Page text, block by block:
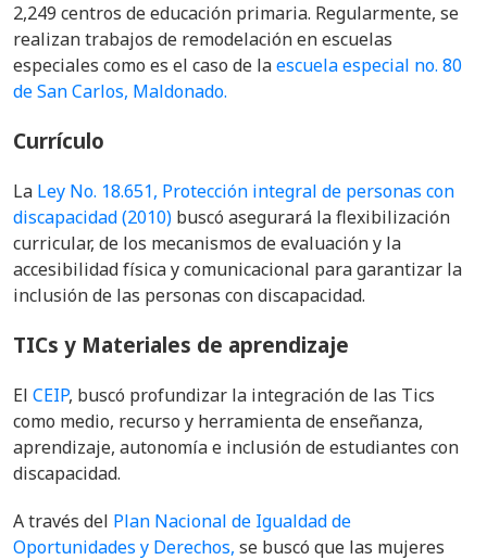
2,249 centros de educación primaria. Regularmente, se
realizan trabajos de remodelación en escuelas
especiales como es el caso de laescuela especial no. 80
de San Carlos, Maldonado.
Currículo
La Ley No. 18.651, Protección integral de personas con
discapacidad (2010) buscó asegurará la flexibilización
curricular, de los mecanismos de evaluación y la
accesibilidad física y comunicacional para garantizar la
inclusión de las personas con discapacidad.
TICs y Materiales de aprendizaje
El CEIP, buscó profundizar la integración de las Tics
como medio, recurso y herramienta de enseñanza,
aprendizaje, autonomía e inclusión de estudiantes con
discapacidad.
A través del Plan Nacional de Igualdad de
Oportunidades y Derechos, se buscó que las mujeres